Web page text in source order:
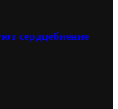
сердцебиение